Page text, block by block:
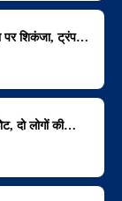
पर शिकंजा, ट्रंप…
दो लोगों की…